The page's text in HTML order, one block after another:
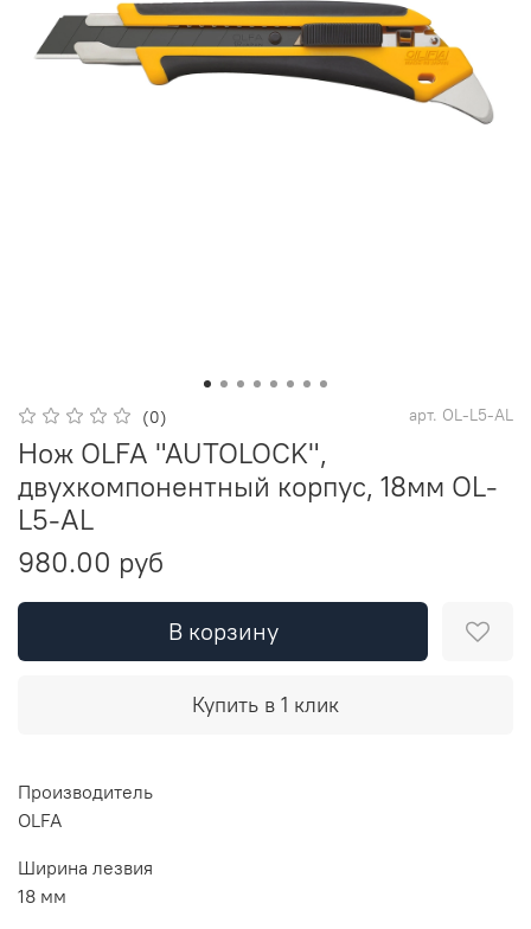
(0) арт. OL-L5-AL
Нож OLFA "AUTOLOCK",
двухкомпонентный корпус, 18мм OL-
L5-AL
980.00 руб
В корзину
Купить в 1 клик
Производитель
OLFA
Ширина лезвия
18 мм